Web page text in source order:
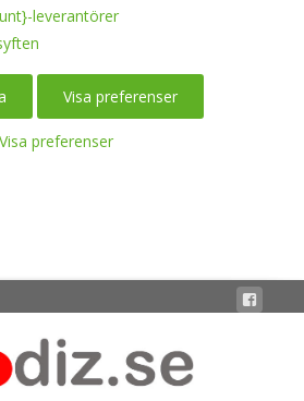
leverantörer
Visa preferenser
Visa preferenser